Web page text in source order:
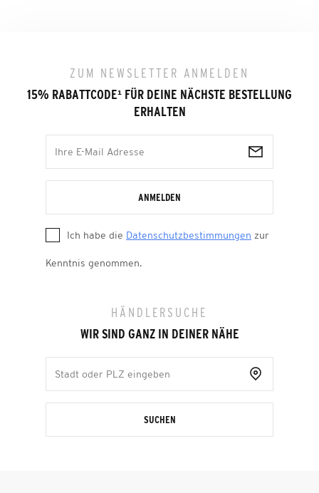
ZUM NEWSLETTER ANMELDEN
15% RABATTCODE¹ FÜR DEINE NÄCHSTE BESTELLUNG
ERHALTEN
ANMELDEN
Ich habe die Datenschutzbestimmungen zur
Kenntnis genommen.
HÄNDLERSUCHE
WIR SIND GANZ IN DEINER NÄHE
SUCHEN